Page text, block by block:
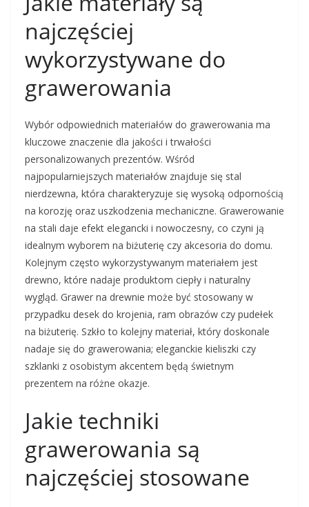
najczęściej
wykorzystywane do
grawerowania
Wybór odpowiednich materiałów do grawerowania ma
kluczowe znaczenie dla jakości i trwałości
personalizowanych prezentów. Wśród
najpopularniejszych materiałów znajduje się stal
nierdzewna, która charakteryzuje się wysoką odpornością
na korozję oraz uszkodzenia mechaniczne. Grawerowanie
na stali daje efekt elegancki i nowoczesny, co czyni ją
idealnym wyborem na biżuterię czy akcesoria do domu.
Kolejnym często wykorzystywanym materiałem jest
drewno, które nadaje produktom ciepły i naturalny
wygląd. Grawer na drewnie może być stosowany w
przypadku desek do krojenia, ram obrazów czy pudełek
na biżuterię. Szkło to kolejny materiał, który doskonale
nadaje się do grawerowania; eleganckie kieliszki czy
szklanki z osobistym akcentem będą świetnym
prezentem na różne okazje.
Jakie techniki
grawerowania są
najczęściej stosowane